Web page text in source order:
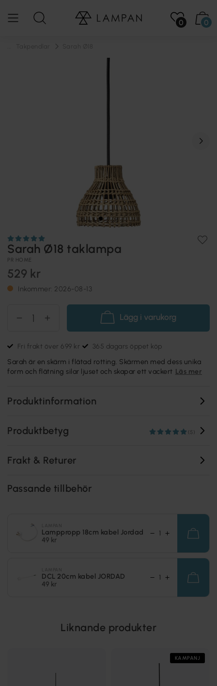
0 0
Sarah Ø18 taklampa
PR HOME
529 kr
Inkommer: 2026-08-13
Lägg i varukorg
Fri frakt över 699 kr 365 dagars öppet köp
Sarah är en skärm i flätad rotting. Skärmen med dess unika
form och flätning silar ljuset och skapar ett vackert Läs mer
Produktinformation
Produktbetyg (5)
Frakt & Returer
Passande tillbehör
Lamppropp 18cm kabel Jordad
49 kr
DCL 20cm kabel JORDAD
49 kr
Liknande produkter
KAMPANJ